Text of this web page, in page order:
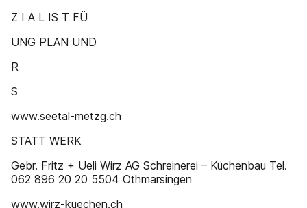
Z I A L IS T FÜ
UNG PLAN UND
R
S
www.seetal-metzg.ch
STATT WERK
Gebr. Fritz + Ueli Wirz AG Schreinerei – Küchenbau Tel.
062 896 20 20 5504 Othmarsingen
www.wirz-kuechen.ch